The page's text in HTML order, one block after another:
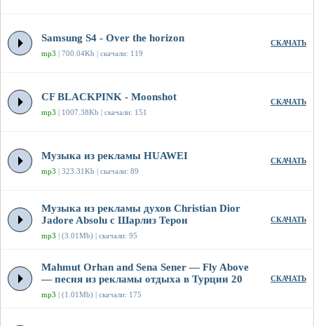
Samsung S4 - Over the horizon
mp3 | 700.04Kb | скачали: 119
СКАЧАТЬ
CF BLACKPINK - Moonshot
mp3 | 1007.38Kb | скачали: 151
СКАЧАТЬ
Музыка из рекламы HUAWEI
mp3 | 323.31Kb | скачали: 89
СКАЧАТЬ
Музыка из рекламы духов Christian Dior
Jadore Absolu с Шарлиз Терон
mp3 | (3.01Mb) | скачали: 95
СКАЧАТЬ
Mahmut Orhan and Sena Sener — Fly Above
— песня из рекламы отдыха в Турции 20
mp3 | (1.01Mb) | скачали: 175
СКАЧАТЬ